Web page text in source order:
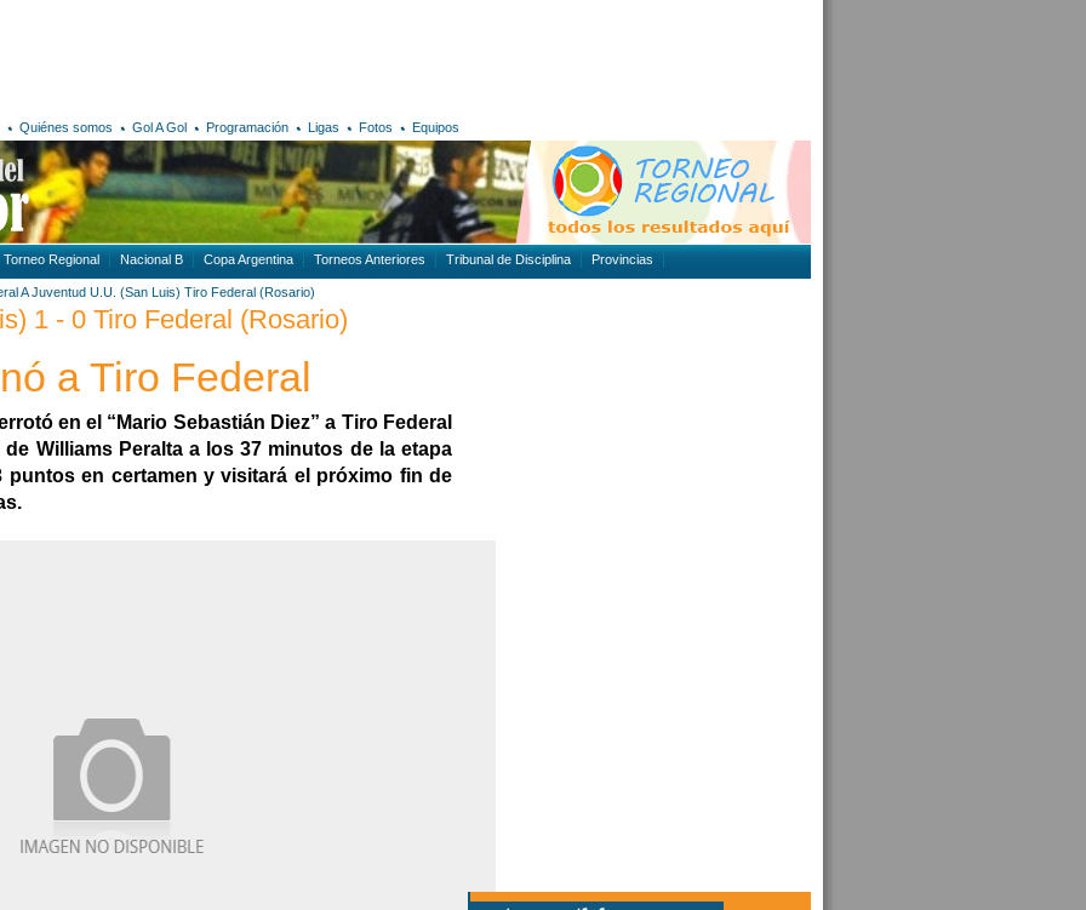
Quiénes somos Gol A Gol Programación Ligas Fotos Equipos
Torneo Regional Nacional B Copa Argentina Torneos Anteriores Tribunal de Disciplina Provincias
A Juventud U.U. (San Luis) Tiro Federal (Rosario)
1 - 0 Tiro Federal (Rosario)
a Tiro Federal
en el “Mario Sebastián Diez” a Tiro Federal
Williams Peralta a los 37 minutos de la etapa
puntos en certamen y visitará el próximo fin de